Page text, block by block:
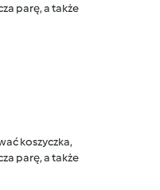
parę, a także
koszyczka,
parę, a także